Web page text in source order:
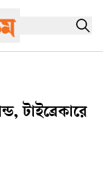
টাইব্রেকারে